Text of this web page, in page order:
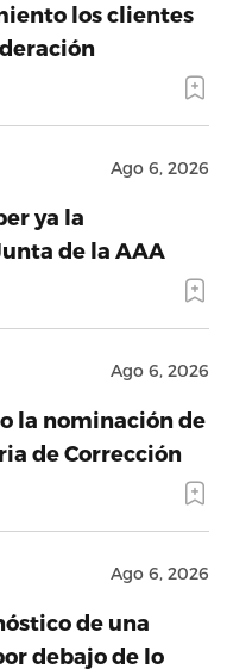
los clientes
Ago 6, 2026
ya la
de la AAA
Ago 6, 2026
la nominación de
de Corrección
Ago 6, 2026
de una
debajo de lo